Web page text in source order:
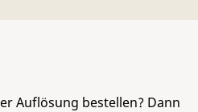
Auflösung bestellen? Dann